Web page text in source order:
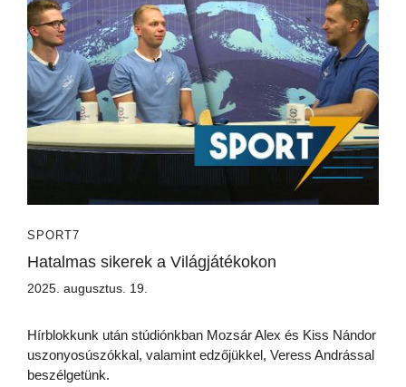
SPORT7
Hatalmas sikerek a Világjátékokon
2025. augusztus. 19.
Hírblokkunk után stúdiónkban Mozsár Alex és Kiss Nándor
uszonyosúszókkal, valamint edzőjükkel, Veress Andrással
beszélgetünk.